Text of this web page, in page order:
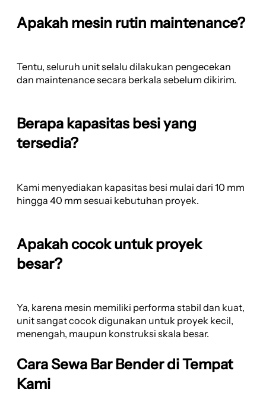
Apakah mesin rutin maintenance?
Tentu, seluruh unit selalu dilakukan pengecekan
dan maintenance secara berkala sebelum dikirim.
Berapa kapasitas besi yang
tersedia?
Kami menyediakan kapasitas besi mulai dari 10 mm
hingga 40 mm sesuai kebutuhan proyek.
Apakah cocok untuk proyek
besar?
Ya, karena mesin memiliki performa stabil dan kuat,
unit sangat cocok digunakan untuk proyek kecil,
menengah, maupun konstruksi skala besar.
Cara Sewa Bar Bender di Tempat
Kami